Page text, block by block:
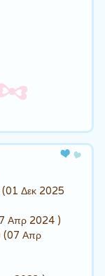
Δεκ 2025
Απρ 2024 )
(07 Απρ